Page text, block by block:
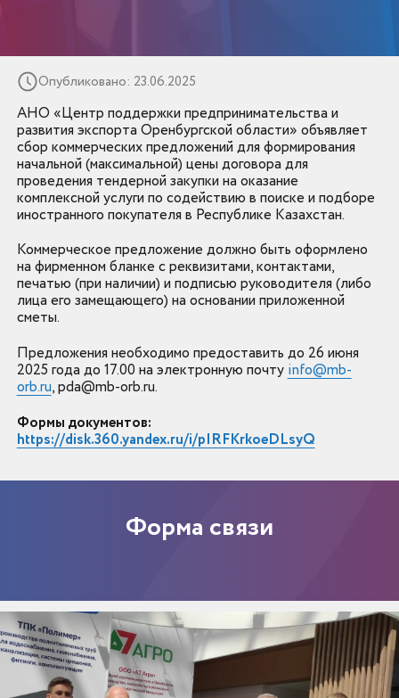
Опубликовано: 23.06.2025
АНО «Центр поддержки предпринимательства и
развития экспорта Оренбургской области» объявляет
сбор коммерческих предложений для формирования
начальной (максимальной) цены договора для
проведения тендерной закупки на оказание
комплексной услуги по содействию в поиске и подборе
иностранного покупателя в Республике Казахстан.
Коммерческое предложение должно быть оформлено
на фирменном бланке с реквизитами, контактами,
печатью (при наличии) и подписью руководителя (либо
лица его замещающего) на основании приложенной
сметы.
Предложения необходимо предоставить до 26 июня
2025 года до 17.00 ​​​​​​​на электронную почту info@mb-
orb.ru, pda@mb-orb.ru.
Формы документов:
https://disk.360.yandex.ru/i/pIRFKrkoeDLsyQ
Форма связи